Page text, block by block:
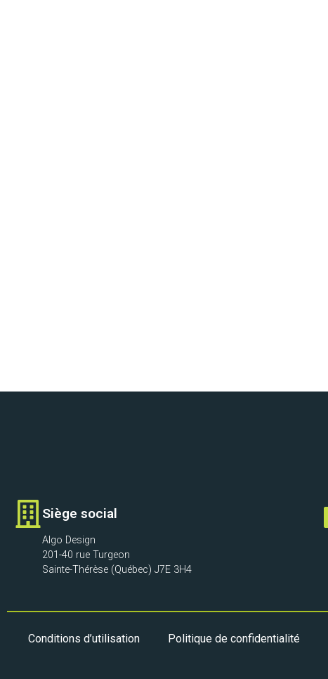
Siège social
Algo Design
201-40 rue Turgeon
Sainte-Thérèse (Québec) J7E 3H4
Conditions d’utilisation Politique de confidentialité